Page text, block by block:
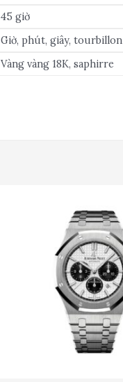
45 giờ
Giờ, phút, giây, tourbillon
Vàng vàng 18K, saphirre